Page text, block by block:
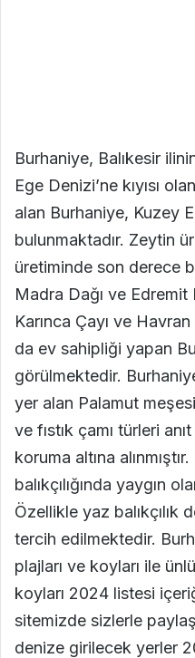
Burhaniye, Balıkesir
Ege Denizi’ne kıyısı
alan Burhaniye, Kuzey
bulunmaktadır. Zeytin
üretiminde son derece
Madra Dağı ve Edremit
Karınca Çayı ve
da ev sahipliği yapan
görülmektedir.
yer alan Palamut
ve fıstık çamı türleri
koruma altına
balıkçılığında yaygın
Özellikle yaz balıkçılık
tercih edilmektedir.
plajları ve koyları ile
koyları 2024 listesi
sitemizde sizlerle
denize girilecek yerler